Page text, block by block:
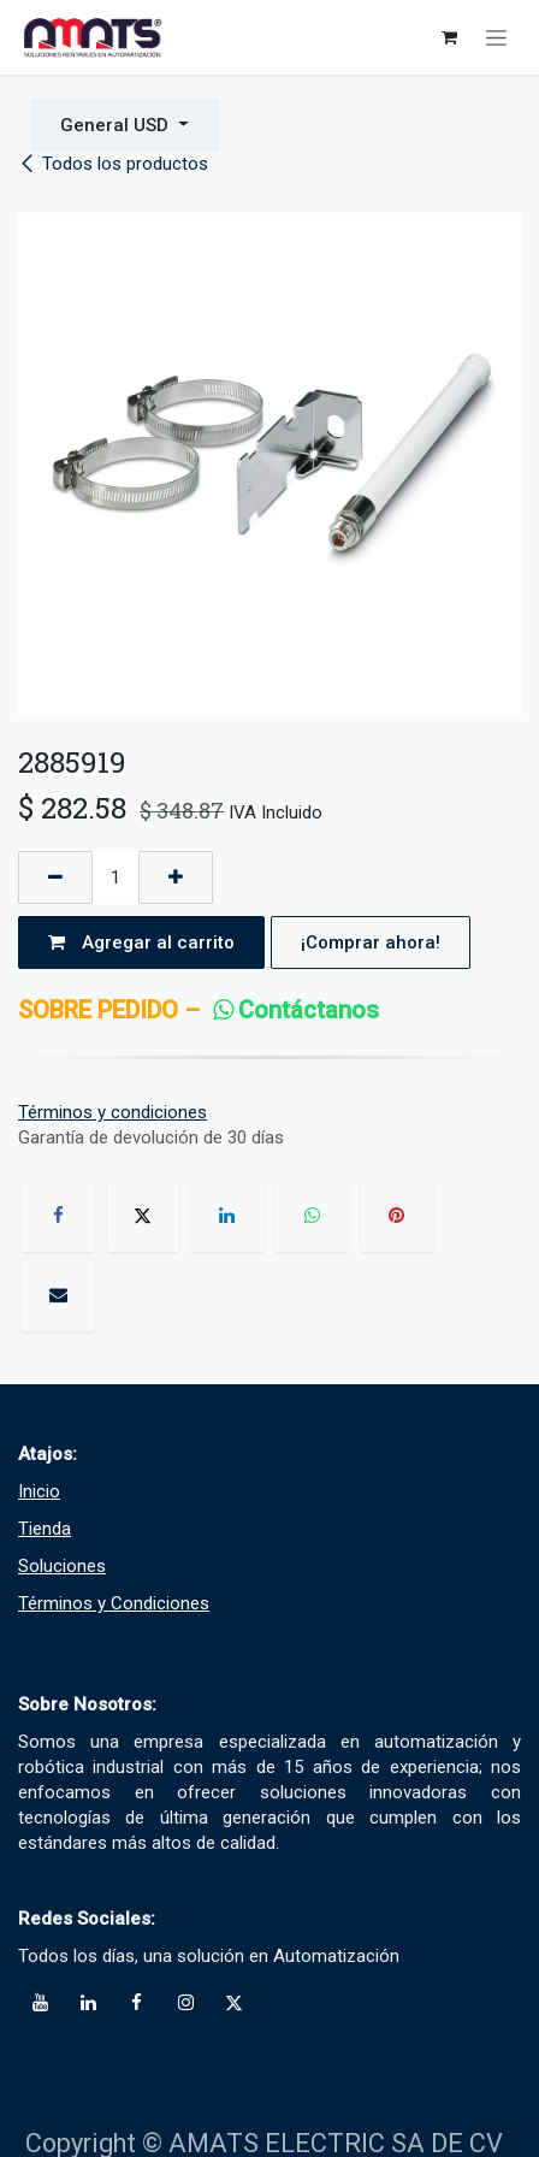
Todos los productos
General USD
2885919
$ 282.58 $348.87 IVA Incluido
Agregar al carrito ¡Comprar ahora!
SOBRE PEDIDO – Contáctanos
Términos y condiciones
Garantía de devolución de 30 días
Atajos:
Inicio
Tienda
Soluciones​
Términos y Condiciones​
Sobre Nosotros:
Somos una empresa especializada en automatización y
robótica industrial con más de 15 años de experiencia; nos
enfocamos en ofrecer soluciones innovadoras con
tecnologías de última generación que cumplen con los
estándares más altos de calidad.
Redes Sociales:
Todos los días, una solución en Automatización
Copyright © AMATS ELECTRIC SA DE CV